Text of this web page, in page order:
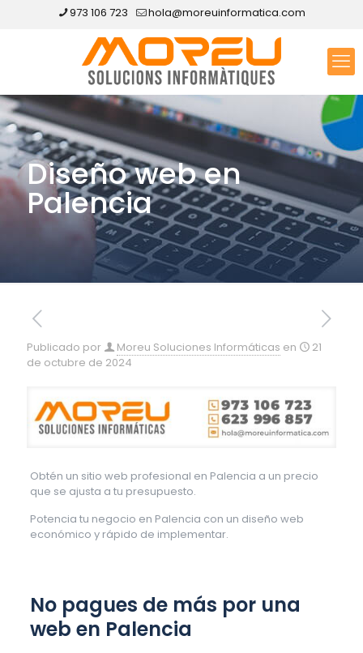
973 106 723 hola@moreuinformatica.com
Diseño web en
Palencia
Publicado por Moreu Soluciones Informáticas en
21
de octubre de 2024
Obtén un sitio web profesional en Palencia a un precio
que se ajusta a tu presupuesto.
Potencia tu negocio en Palencia con un diseño web
económico y rápido de implementar.
No pagues de más por una
web en Palencia